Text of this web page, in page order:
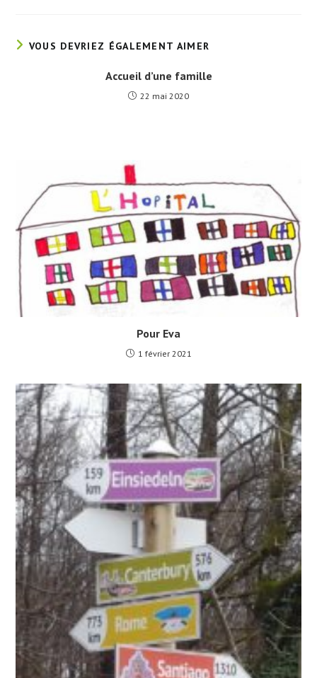
VOUS DEVRIEZ ÉGALEMENT AIMER
Accueil d’une famille
22 mai 2020
Pour Eva
1 février 2021